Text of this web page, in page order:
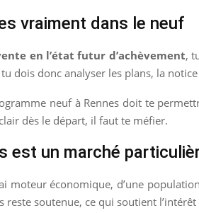
vraiment dans le neuf
en l’état futur d’achèvement,
dois donc analyser les plans, la
neuf à Rennes doit te
dès le départ, il faut te méfier.
est un marché
moteur économique, d’une
reste soutenue, ce qui soutient